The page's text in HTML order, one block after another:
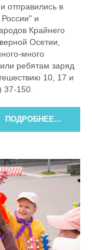
в
и
Крайнего
Осетии,
много
ребятам заряд
10, 17 и
150.
ПОДРОБНЕЕ...